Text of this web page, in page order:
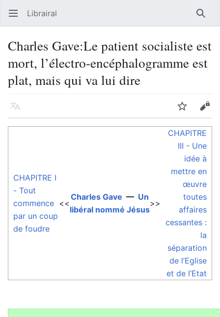
Ouvrir le menu principal Librairal
Charles Gave:Le patient socialiste est
mort, l’électro-encéphalogramme est
plat, mais qui va lui dire
Langue Suivre
CHAPITRE I
- Tout
commence
par un coup
de foudre
<<
Charles Gave — Un
libéral nommé Jésus
>>
CHAPITRE
III - Une
idée à
mettre en
œuvre
toutes
affaires
cessantes :
la
séparation
de l’Eglise
et de l’Etat